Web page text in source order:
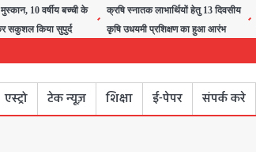
10 वर्षीय बच्ची के
सकुशल किया सुपुर्द
क्रषि स्नातक लाभार्थियों हेतु 13 दिवसीय
कृषि उधयमी प्रशिक्षण का हुआ आरंभ
एस्ट्रो टेक न्यूज़ शिक्षा ई-पेपर संपर्क करे